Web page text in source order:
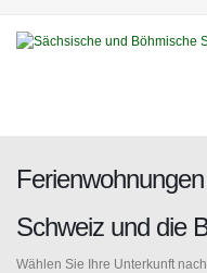
Schweiz und die
Wählen Sie Ihre Unterkunft